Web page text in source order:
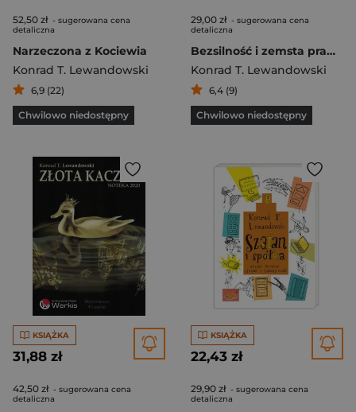
52,50 zł - sugerowana cena
detaliczna
Narzeczona z Kociewia
Konrad T. Lewandowski
6,9 (22)
Chwilowo niedostępny
29,00 zł - sugerowana cena
detaliczna
Bezsilność i zemsta prawdy
Konrad T. Lewandowski
6,4 (9)
Chwilowo niedostępny
KSIĄŻKA
31,88 zł
42,50 zł - sugerowana cena
detaliczna
KSIĄŻKA
22,43 zł
29,90 zł - sugerowana cena
detaliczna